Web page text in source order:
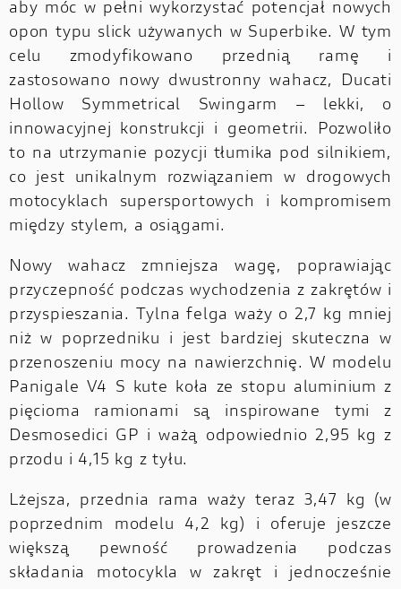
aby móc w pełni wykorzystać potencjał nowych
opon typu slick używanych w Superbike. W tym
celu zmodyfikowano przednią ramę i
zastosowano nowy dwustronny wahacz, Ducati
Hollow Symmetrical Swingarm – lekki, o
innowacyjnej konstrukcji i geometrii. Pozwoliło
to na utrzymanie pozycji tłumika pod silnikiem,
co jest unikalnym rozwiązaniem w drogowych
motocyklach supersportowych i kompromisem
między stylem, a osiągami.
Nowy wahacz zmniejsza wagę, poprawiając
przyczepność podczas wychodzenia z zakrętów i
przyspieszania. Tylna felga waży o 2,7 kg mniej
niż w poprzedniku i jest bardziej skuteczna w
przenoszeniu mocy na nawierzchnię. W modelu
Panigale V4 S kute koła ze stopu aluminium z
pięcioma ramionami są inspirowane tymi z
Desmosedici GP i ważą odpowiednio 2,95 kg z
przodu i 4,15 kg z tyłu.
Lżejsza, przednia rama waży teraz 3,47 kg (w
poprzednim modelu 4,2 kg) i oferuje jeszcze
większą pewność prowadzenia podczas
składania motocykla w zakręt i jednocześnie